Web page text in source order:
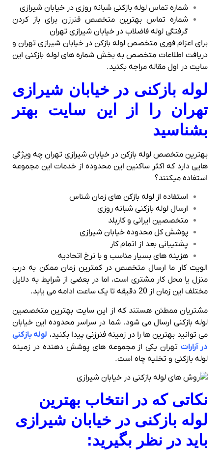
شماره تماس لوله بازکنی شبانه روزی در خیابان شیرازی
شماره تماس بهترین متخصص فنرزن برای باز کردن
گرفتگی لوله فاضلاب در خیابان شیرازی تهران
برای اعزام فوری متخصص لوله بازکن در خیابان شیرازی تهران و
دریافت اطلاعات متخصص به بخش شماره های لوله بازکنی این
سایت در اول مقاله مراجه بکنید.
لوله بازکنی در خیابان شیرازی
تهران را از این سایت بهتر
بشناسید
بهترین متخصص لوله بازکن در خیابان شیرازی تهران چه ویژگی
هایی دارد که اکثر ساکنین این محدوده از خدمات این مجموعه
استفاده میکنند؟
استفاده از لوله بازکن های زمان شناس
ارسال لوله بازکنی شبانه روزی
متخصصین ایرانی و کاربلد
پوشش کل محدوده خیابان شیرازی
پشتیبانی بعد از اتمام کار
هزینه های بسیار مناسب و با نرخ اتحادیه
الویت کار ما ارسال متخصص در کمترین زمان ممکن به درب
منزل یا محل کار مشتری است، اما در بعضی از شرایط به دلایل
مختلف این زمان از 20 دقیقه تا یک ساعت ادامه می یابد.
مشتریان ممطئن هستند که از این سایت بهترین متخصصین
لوله بازکنی ارسال می شود. شما در سراسر محدوده این خیابان
می توانید بهترین ها را در زمینه فنرزنی پیدا بکنید، لوله بازکنی
در آراراتتهران یکی از مجموعه های پوشش دهنده در زمینه
لوله بازکنی و تخلیه چاه است.
نکاتی که در انتخاب بهترین
لوله بازکنی در خیابان شیرازی
باید در نظر بگیرید: